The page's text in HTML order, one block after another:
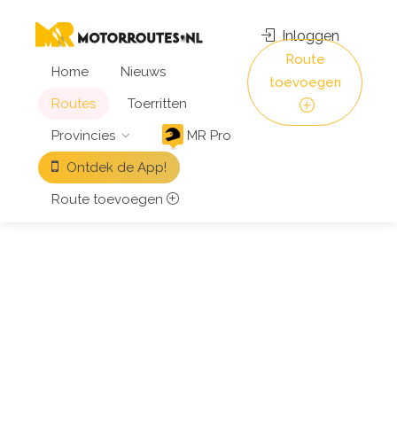
Home
Nieuws
Routes
Toerritten
Provincies
MR Pro
Ontdek de App!
Route toevoegen
Inloggen
Route
toevoegen